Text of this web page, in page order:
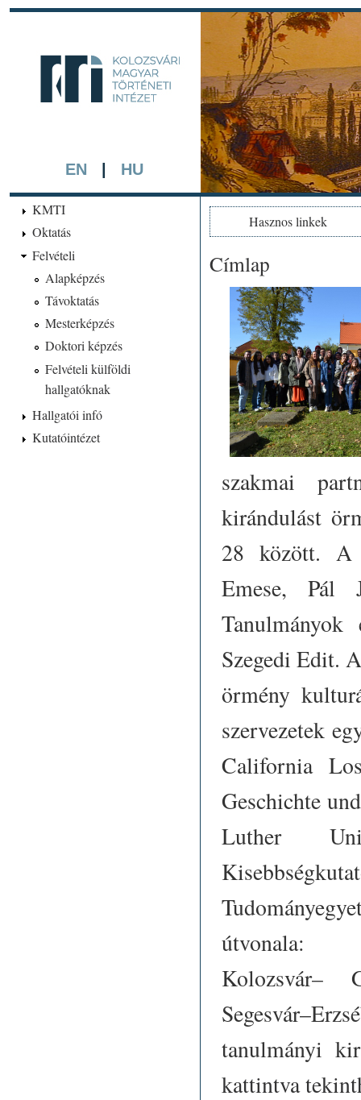
EN HU
A háttérben részlet a
készített színezett
KMTI
Oktatás
Felvételi
Alapképzés
Távoktatás
Mesterképzés
Doktori képzés
Felvételi külföldi
hallgatóknak
Hallgatói infó
Kutatóintézet
Hasznos linkek
Jelenlegi hely
Címlap
szakmai
kirándulást
28 között. A
Emese, Pál
Szegedi Edit.
örmény
szervezetek
California
Geschichte
Luther
útvonala:
Kolozsvár–
tanulmányi
kattintva